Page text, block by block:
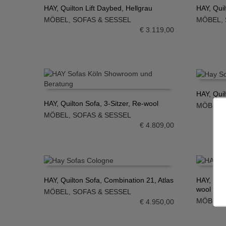
IN DEN WARENKORB
HAY, Quilton Lift Daybed, Hellgrau
MÖBEL
SOFAS & SESSEL
€3.119,00
IN DEN
HAY,
MÖBEL
IN DEN WARENKORB
HAY, Quilton Sofa, 3-Sitzer, Re-wool
MÖBEL
SOFAS & SESSEL
€4.809,00
IN DEN
HAY,
MÖBEL
IN DEN WARENKORB
HAY, Quilton Sofa, Combination 21, Atlas
MÖBEL
SOFAS & SESSEL
€4.950,00
IN DEN
HAY,
wool
MÖBEL